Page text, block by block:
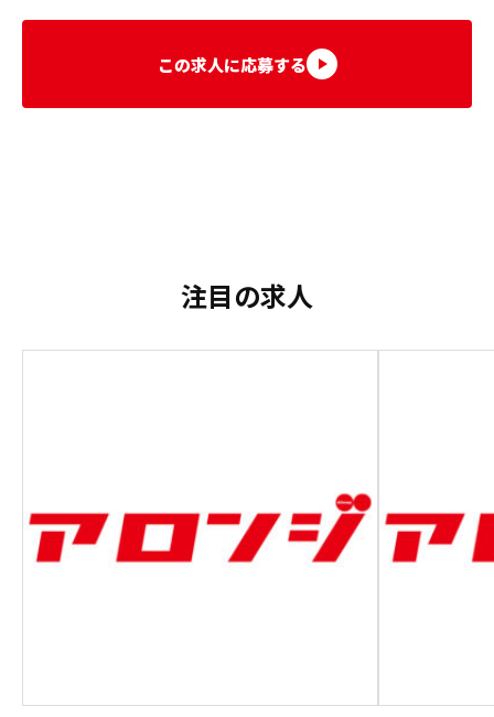
この求人に応募する
注目の求人